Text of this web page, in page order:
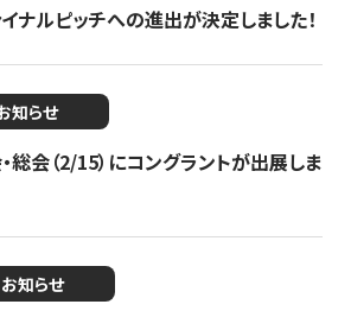
ナルピッチへの進出が決定しました！
知らせ
会（2/15）にコングラントが出展しま
お知らせ